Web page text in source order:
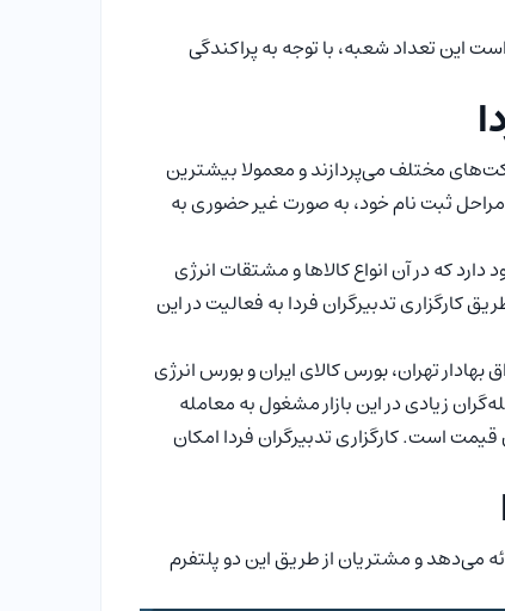
لازم به ذکر است این تعداد شعبه، با توجه به پراکندگی
مختلف می‌پردازند و معمولا بیشترین
ثبت نام خود، به صورت غیر حضوری به
دارد که در آن انواع کالاها و مشتقات انرژی
کارگزاری تدبیرگران فردا به فعالیت در این
تهران، بورس کالای ایران و بورس انرژی
زیادی در این بازار مشغول به معامله
است. کارگزاری تدبیرگران فردا امکان
می‌دهد و مشتریان از طریق این دو پلتفرم